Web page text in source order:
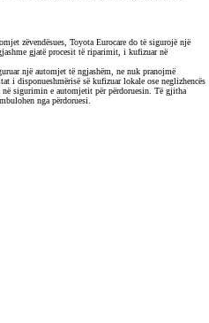
zëvendësues, Toyota Eurocare do të sigurojë një
gjatë procesit të riparimit, i kufizuar në
një automjet të ngjashëm, ne nuk pranojmë
i disponueshmërisë së kufizuar lokale ose neglizhencës
në sigurimin e automjetit për përdoruesin. Të gjitha
nga përdoruesi.